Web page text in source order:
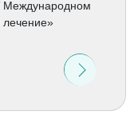
Международном
лечение»